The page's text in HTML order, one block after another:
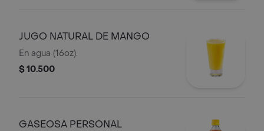
JUGO NATURAL DE MANGO
En agua (16oz).
$ 10.500
GASEOSA PERSONAL